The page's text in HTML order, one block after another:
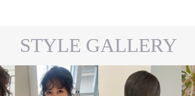
STYLE GALLERY